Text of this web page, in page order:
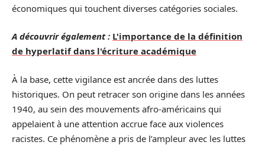
économiques qui touchent diverses catégories sociales.
A découvrir également : L'importance de la définition
de hyperlatif dans l'écriture académique
À la base, cette vigilance est ancrée dans des luttes
historiques. On peut retracer son origine dans les années
1940, au sein des mouvements afro-américains qui
appelaient à une attention accrue face aux violences
racistes. Ce phénomène a pris de l’ampleur avec les luttes